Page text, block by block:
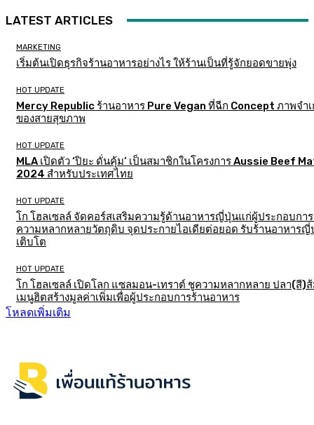
LATEST ARTICLES
MARKETING
เริ่มต้นเปิดธุรกิจร้านอาหารอย่างไร ให้ร้านเป็นที่รู้จักยอดขายพุ่ง
HOT UPDATE
Mercy Republic ร้านอาหาร Pure Vegan ที่ฉีก Concept ภาพจำเ
ของสายสุขภาพ
HOT UPDATE
MLA เปิดตัว ‘ปิยะ ดั่นคุ้ม’ เป็นสมาชิกในโครงการ Aussie Beef
2024 สำหรับประเทศไทย
HOT UPDATE
โก โฮลเซลล์ จัดคอร์สเสริมความรู้ด้านอาหารญี่ปุ่นแก่ผู้ประกอบกา
ความหลากหลายวัตถุดิบ จุดประกายไอเดียต่อยอด รับร้านอาหาร
เติบโต
HOT UPDATE
โก โฮลเซลล์ เปิดโลก แซลมอน-เทราต์ ชูความหลากหลาย ปลา(สี)
เมนูฮิตสร้างมูลค่าเพิ่มเพื่อผู้ประกอบการร้านอาหาร
โหลดเพิ่มเติม